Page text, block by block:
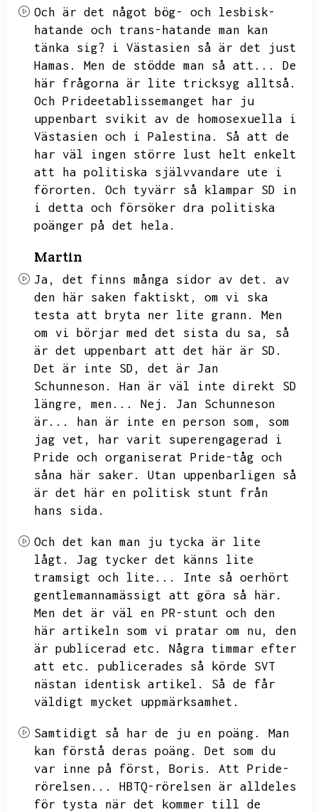
Och är det något bög- och lesbisk-
hatande och trans-hatande man kan
tänka sig?
i Västasien så är det just
Hamas.
Men de stödde man så att...
De
här frågorna är lite tricksyg alltså.
Och Prideetablissemanget har ju
uppenbart svikit av de homosexuella i
Västasien och i Palestina.
Så att de
har väl ingen större lust helt enkelt
att ha politiska självvandare ute i
förorten.
Och tyvärr så klampar SD in
i detta och försöker dra politiska
poänger på det hela.
Martin
Ja, det finns många sidor av det.
av
den här saken faktiskt,
om vi ska
testa att bryta ner lite grann.
Men
om vi börjar med det sista du sa,
så
är det uppenbart att det här är SD.
Det är inte SD,
det är Jan
Schunneson.
Han är väl inte direkt SD
längre,
men... Nej.
Jan Schunneson
är...
han är inte en person som,
som
jag vet,
har varit superengagerad i
Pride och organiserat Pride-tåg och
såna här saker.
Utan uppenbarligen så
är det här en politisk stunt från
hans sida.
Och det kan man ju tycka är lite
lågt.
Jag tycker det känns lite
tramsigt och lite...
Inte så oerhört
gentlemannamässigt att göra så här.
Men det är väl en PR-stunt och den
här artikeln som vi pratar om nu,
den
är publicerad etc.
Några timmar efter
att etc.
publicerades så körde SVT
nästan identisk artikel.
Så de får
väldigt mycket uppmärksamhet.
Samtidigt så har de ju en poäng.
Man
kan förstå deras poäng.
Det som du
var inne på först,
Boris.
Att Pride-
rörelsen...
HBTQ-rörelsen är alldeles
för tysta när det kommer till de